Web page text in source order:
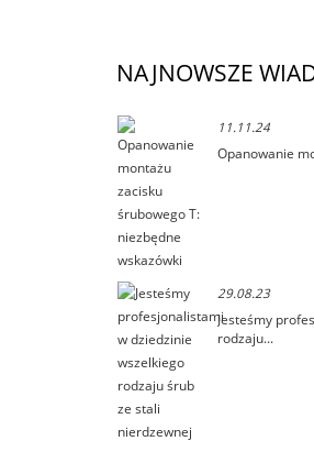
NAJNOWSZE
plamy...
11.11.24
Opanowanie
29.08.23
Jesteśmy
rodzaju...